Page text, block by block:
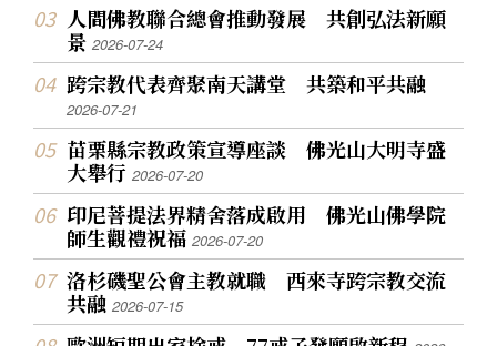
人間佛教聯合總會推動發展 共創弘法新願
景2026-07-24
跨宗教代表齊聚南天講堂 共築和平共融
2026-07-21
苗栗縣宗教政策宣導座談 佛光山大明寺盛
大舉行2026-07-20
印尼菩提法界精舍落成啟用 佛光山佛學院
師生觀禮祝福2026-07-20
洛杉磯聖公會主教就職 西來寺跨宗教交流
共融2026-07-15